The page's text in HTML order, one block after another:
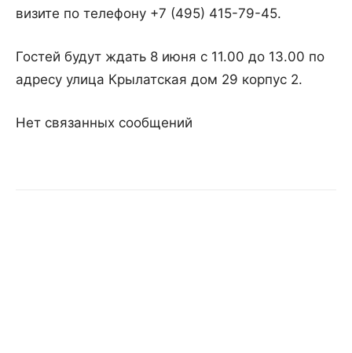
визите по телефону +7 (495) 415-79-45.
Гостей будут ждать 8 июня с 11.00 до 13.00 по
адресу улица Крылатская дом 29 корпус 2.
Нет связанных сообщений